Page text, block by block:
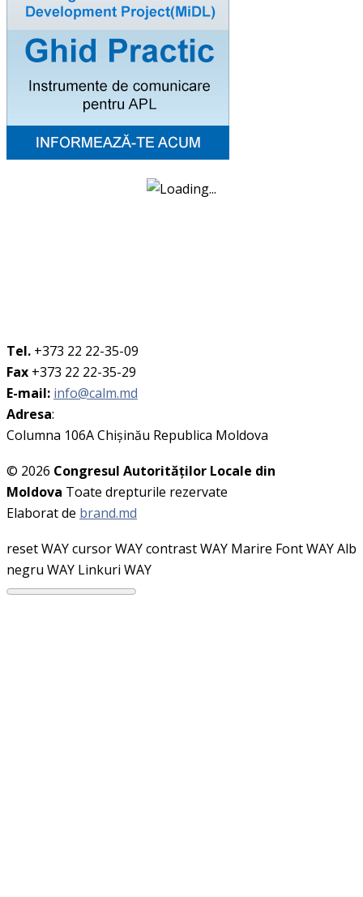
Tel. +373 22 22-35-09
Fax +373 22 22-35-29
E-mail: info@calm.md
Adresa:
Columna 106A Chişinău Republica Moldova
© 2026 Congresul Autorităţilor Locale din
Moldova Toate drepturile rezervate
Elaborat de brand.md
reset WAYcursor WAYcontrast WAY Marire Font WAYAlb
negru WAY Linkuri WAY